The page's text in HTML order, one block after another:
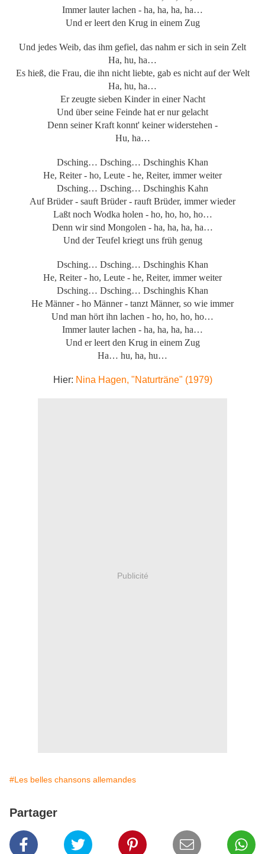
Immer lauter lachen - ha, ha, ha, ha…
Und er leert den Krug in einem Zug
Und jedes Weib, das ihm gefiel, das nahm er sich in sein Zelt
Ha, hu, ha…
Es hieß, die Frau, die ihn nicht liebte, gab es nicht auf der Welt
Ha, hu, ha…
Er zeugte sieben Kinder in einer Nacht
Und über seine Feinde hat er nur gelacht
Denn seiner Kraft konnt' keiner widerstehen -
Hu, ha…
Dsching… Dsching… Dschinghis Khan
He, Reiter - ho, Leute - he, Reiter, immer weiter
Dsching… Dsching… Dschinghis Kahn
Auf Brüder - sauft Brüder - rauft Brüder, immer wieder
Laßt noch Wodka holen - ho, ho, ho, ho…
Denn wir sind Mongolen - ha, ha, ha, ha…
Und der Teufel kriegt uns früh genug
Dsching… Dsching… Dschinghis Khan
He, Reiter - ho, Leute - he, Reiter, immer weiter
Dsching… Dsching… Dschinghis Khan
He Männer - ho Männer - tanzt Männer, so wie immer
Und man hört ihn lachen - ho, ho, ho, ho…
Immer lauter lachen - ha, ha, ha, ha…
Und er leert den Krug in einem Zug
Ha… hu, ha, hu…
Hier: Nina Hagen, "Naturträne" (1979)
Publicité
#Les belles chansons allemandes
Partager